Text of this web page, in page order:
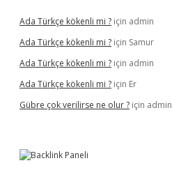
Ada Türkçe kökenli mi ? için admin
Ada Türkçe kökenli mi ? için Samur
Ada Türkçe kökenli mi ? için admin
Ada Türkçe kökenli mi ? için Er
Gübre çok verilirse ne olur ? için admin